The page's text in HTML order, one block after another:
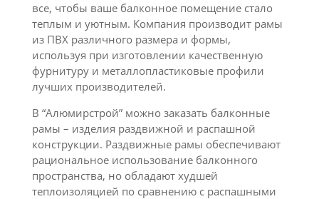
все, чтобы ваше балконное помещение стало
теплым и уютным. Компания производит рамы
из ПВХ различного размера и формы,
используя при изготовлении качественную
фурнитуру и металлопластиковые профили
лучших производителей.
В “Алюмирстрой” можно заказать балконные
рамы – изделия раздвижной и распашной
конструкции. Раздвижные рамы обеспечивают
рациональное использование балконного
пространства, но обладают худшей
теплоизоляцией по сравнению с распашными